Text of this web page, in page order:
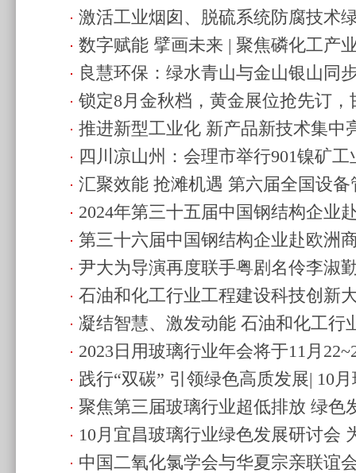
会唐山启幕 (2024.08.07 23:00)
激活工业烟囱、脱硫系统防腐技术
企业“新”发展(2024.08.03 00:07)
数字赋能 擘画未来 | 聚焦磷化工
多展台风采！(2024.08.03 00:06)
良慧环保：绿水青山与金山银山同
19:23)
锁定8月金秋档，黄金展位抢先订
能展火热招商中! (2024.06.26 18:22)
推进新型工业化 新产品新技术集中
+储能展(2024.06.26 18:03)
四川凉山州：会理市举行901镍矿
谈会(2024.05.29 19:07)
汇聚效能 抢滩机遇 第六届全国设
果交流大会与您相约榆林(2024.05.29
2024年第三十五届中国钢结构企业
收官！(2024.04.24 01:51)
第三十六届中国钢结构企业赴欧洲
际“朋友圈”(2024.04.24 01:51)
尹大为导演再度联手粤剧名伶李淑
(2023.11.13 19:27)
石油和化工行业工程建设科技创新
赋能高质发展(2023.11.08 11:50)
凝结智慧、激发动能 石油和化工行
新大会12月落地宁波(2023.11.07 11:57)
2023日用玻璃行业年会将于11月
市召开(2023.10.28 23:22)
践行“双碳” 引领绿色高质发展| 10
绿色发展研讨会落地宜昌(2023.09.13
聚焦第三届玻璃行业超低排放 绿色
高质发展新路径(2023.09.08 17:53)
10月宜昌玻璃行业绿色发展研讨会
更多选择(2023.09.05 22:56)
中国二氧化氯学会与华夏宗亲联谊